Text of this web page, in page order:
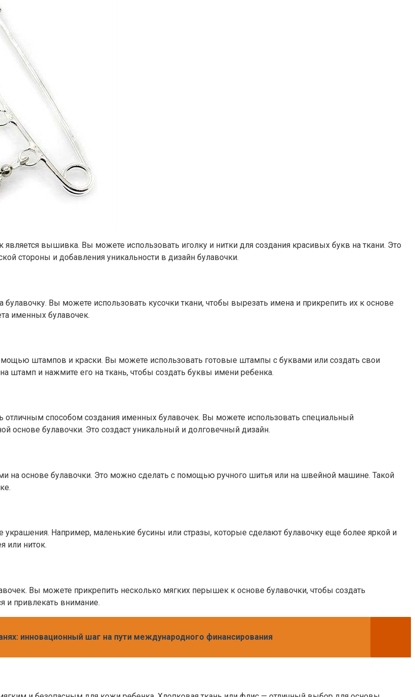
вышивка. Вы можете использовать иголку и нитки для создания красивых букв на ткани. Это
стороны и добавления уникальности в дизайн булавочки.
Вы можете использовать кусочки ткани, чтобы вырезать имена и прикрепить их к основе
именных булавочек.
штампов и краски. Вы можете использовать готовые штампы с буквами или создать свои
штамп и нажмите его на ткань, чтобы создать буквы имени ребенка.
способом создания именных булавочек. Вы можете использовать специальный
основе булавочки. Это создаст уникальный и долговечный дизайн.
на основе булавочки. Это можно сделать с помощью ручного шитья или на швейной машине. Такой
Например, маленькие бусины или стразы, которые сделают булавочку еще более яркой и
или ниток.
Вы можете прикрепить несколько мягких перышек к основе булавочки, чтобы создать
и привлекать внимание.
инновационный шаг на пути международного финансирования